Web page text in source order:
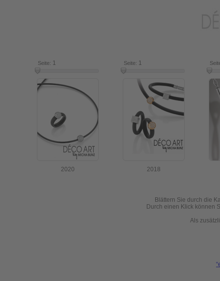
Seite: 1 Seite: 1
2020 2018
Blättern Sie durch die
Durch einen Klick können
Als